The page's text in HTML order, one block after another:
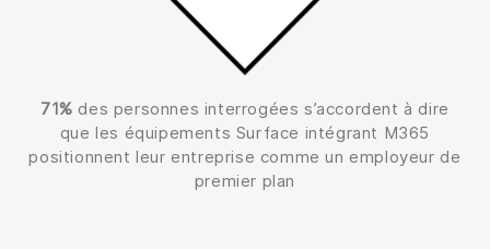
71% des personnes interrogées s’accordent à dire
que les équipements Surface intégrant M365
positionnent leur entreprise comme un employeur de
premier plan